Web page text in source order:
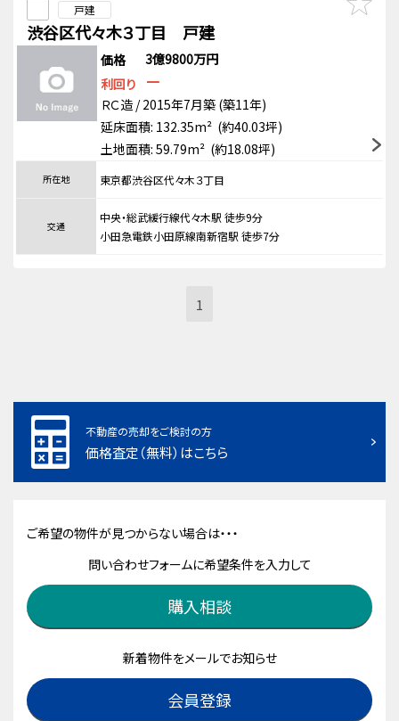
戸建
渋谷区代々木３丁目 戸建
価格
3億9800万円
利回り
－
ＲＣ造 / 2015年7月築 (築11年)
延床面積: 132.35m² (約40.03坪)
土地面積: 59.79m² (約18.08坪)
所在地 東京都渋谷区代々木３丁目
交通
中央・総武緩行線代々木駅 徒歩9分
小田急電鉄小田原線南新宿駅 徒歩7分
1
不動産の売却をご検討の方
価格査定（無料）はこちら
ご希望の物件が見つからない場合は・・・
問い合わせフォームに希望条件を入力して
購入相談
新着物件をメールでお知らせ
会員登録